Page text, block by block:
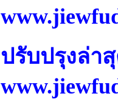
ปรับปรุงล่า